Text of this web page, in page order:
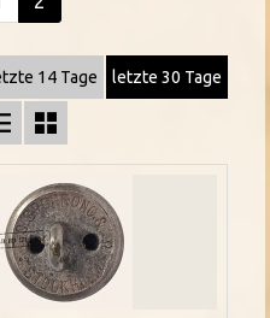
14 Tage letzte 30 Tage
